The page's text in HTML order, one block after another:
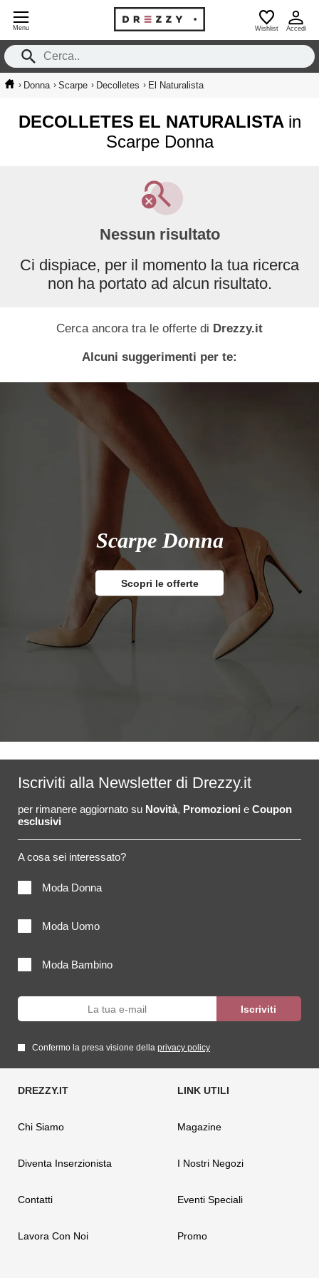
Menu Wishlist Accedi
› Donna › Scarpe › Decolletes › El Naturalista
DECOLLETES EL NATURALISTA in
Scarpe Donna
Nessun risultato
Ci dispiace, per il momento la tua ricerca
non ha portato ad alcun risultato.
Cerca ancora tra le offerte di Drezzy.it
Alcuni suggerimenti per te:
Scarpe Donna
Scopri le offerte
Iscriviti alla Newsletter di Drezzy.it
per rimanere aggiornato su Novità, Promozioni e Coupon
esclusivi
A cosa sei interessato?
Moda Donna
Moda Uomo
Moda Bambino
Confermo la presa visione della privacy policy
Chi Siamo
Diventa Inserzionista
Contatti
Lavora Con Noi
Magazine
I Nostri Negozi
Eventi Speciali
Promo